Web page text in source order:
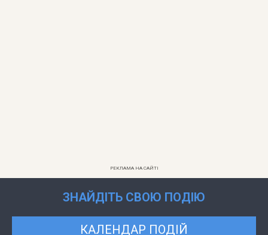
РЕКЛАМА НА САЙТІ
ЗНАЙДІТЬ СВОЮ ПОДІЮ
КАЛЕНДАР ПОДІЙ